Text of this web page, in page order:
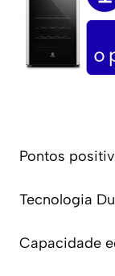
Pontos
Tecnologia
Capacidade